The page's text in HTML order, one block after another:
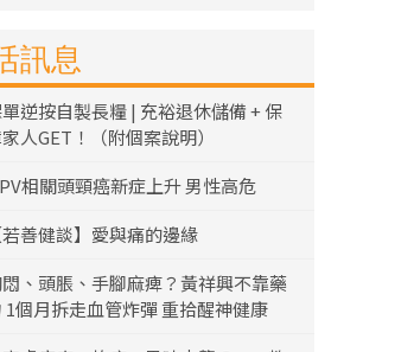
訊息
逆按自製長糧 | 充裕退休儲備 + 保
人GET！（附個案說明）
相關頭頸癌新症上升 男性高危
若善健談】愛與痛的邊緣
、頭脹、手腳麻痺？黃祥興不靠藥
1個月拆走血管炸彈 重拾醒神健康